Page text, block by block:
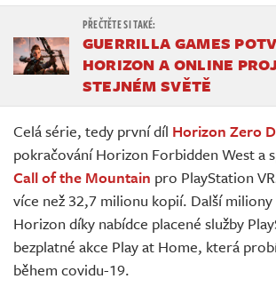
GUERRILLA GAMES
HORIZON A ONLINE
STEJNÉM SVĚTĚ
Celá série, tedy první díl Horizon Zero
pokračování Horizon Forbidden West a
Call of the Mountain pro PlayStation
více než 32,7 milionu kopií. Další miliony
Horizon díky nabídce placené služby
bezplatné akce Play at Home, která
během covidu-19.